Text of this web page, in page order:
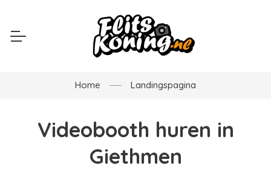
Home Landingspagina
Videobooth huren in
Giethmen